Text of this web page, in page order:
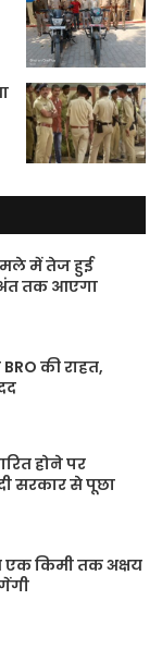
में तेज हुई
अंत तक आएगा
की राहत,
होने पर
सरकार से पूछा
एक किमी तक अक्षय